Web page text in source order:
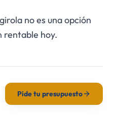
no es una opción
rentable hoy.
Pide tu presupuesto